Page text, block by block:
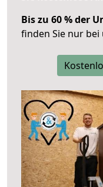
Bis zu 60 % der
finden Sie nur bei